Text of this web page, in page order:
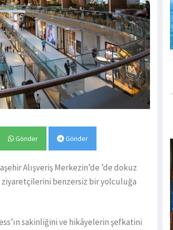
Gönder Gönder
Alışveriş Merkezin’de ’de dokuz
ziyaretçilerini benzersiz bir yolculuğa
sakinliğini ve hikâyelerin şefkatini